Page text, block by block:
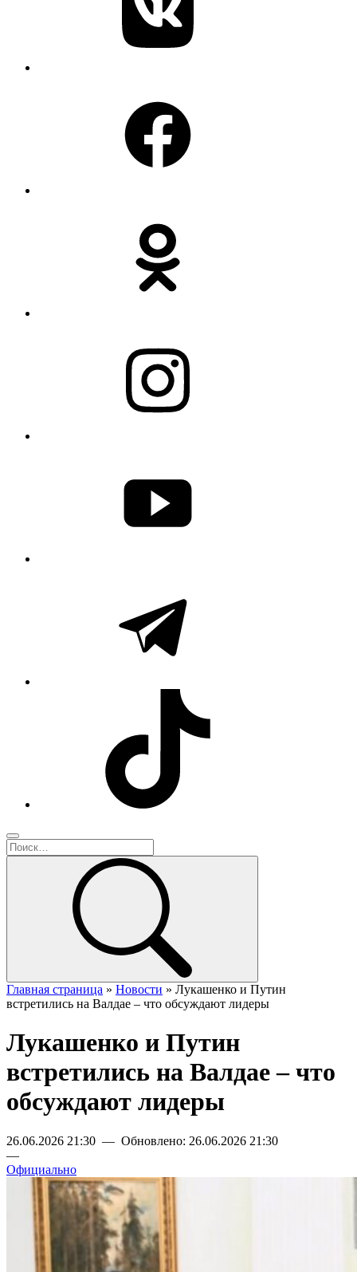
Главная страница » Новости » Лукашенко и Путин
встретились на Валдае – что обсуждают лидеры
Лукашенко и Путин
встретились на Валдае – что
обсуждают лидеры
26.06.2026 21:30 — Обновлено: 26.06.2026 21:30
—
Официально